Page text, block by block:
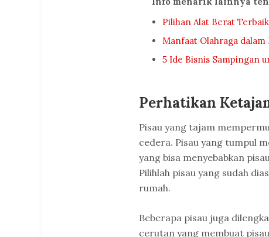
Pilihan Alat Berat
Manfaat Olahraga
5 Ide Bisnis Sampingan
Perhatikan
Pisau yang tajam
cedera. Pisau yang tumpul
yang bisa menyebabkan
Pilihlah pisau yang sudah
rumah.
Beberapa pisau juga
cerutan yang membuat